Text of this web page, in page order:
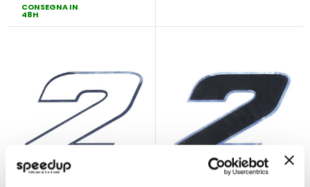
CONSEGNA IN
48H